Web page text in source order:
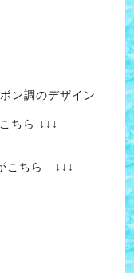
ン調のデザイン
ちら ↓↓↓
こちら ↓↓↓